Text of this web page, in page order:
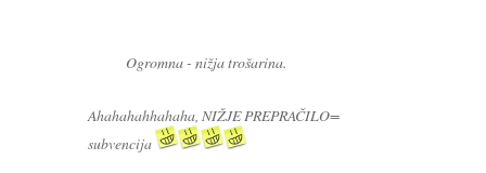
Ogromna - nižja trošarina.
Ahahahahhahaha, NIŽJE PREPRAČILO=
subvencija